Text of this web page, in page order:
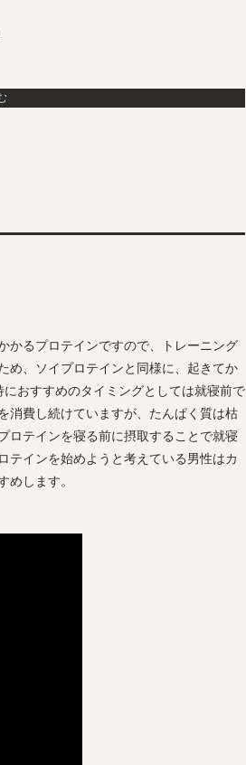
かるプロテインですので、トレーニング
め、ソイプロテインと同様に、起きてか
おすすめのタイミングとしては就寝前で
消費し続けていますが、たんぱく質は枯
ロテインを寝る前に摂取することで就寝
テインを始めようと考えている男性はカ
めします。